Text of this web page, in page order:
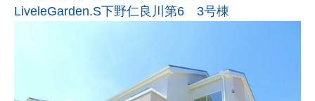
LiveleGarden.S下野仁良川第6 3号棟